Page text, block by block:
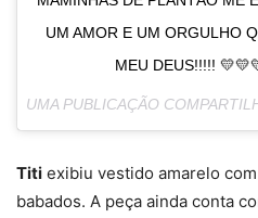
UM AMOR E UM ORGULHO
MEU DEUS!!!!!
UMA PUBLICAÇÃO
Titi exibiu vestido amarelo
babados. A peça ainda conta